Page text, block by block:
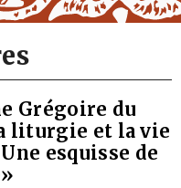
Grégoire du
liturgie et la vie
esquisse de